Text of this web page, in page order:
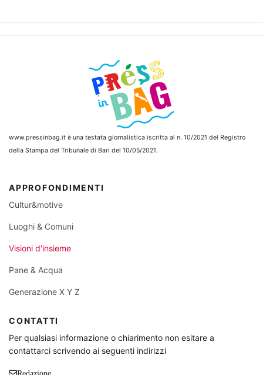
www.pressinbag.it è una testata giornalistica iscritta al n. 10/2021 del Registro
della Stampa del Tribunale di Bari del 10/05/2021.
APPROFONDIMENTI
Cultur&motive
Luoghi & Comuni
Visioni d'insieme
Pane & Acqua
Generazione X Y Z
CONTATTI
Per qualsiasi informazione o chiarimento non esitare a
contattarci scrivendo ai seguenti indirizzi